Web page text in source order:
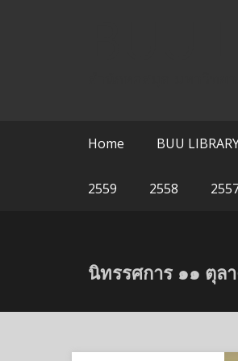
Home BUU
2559 2558
นิทรรศการ ๑๑ ตุล